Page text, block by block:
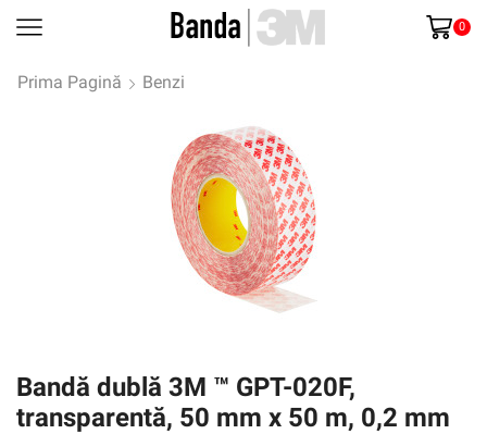
0
Prima Pagină Benzi
Bandă dublă 3M ™ GPT-020F,
transparentă, 50 mm x 50 m, 0,2 mm